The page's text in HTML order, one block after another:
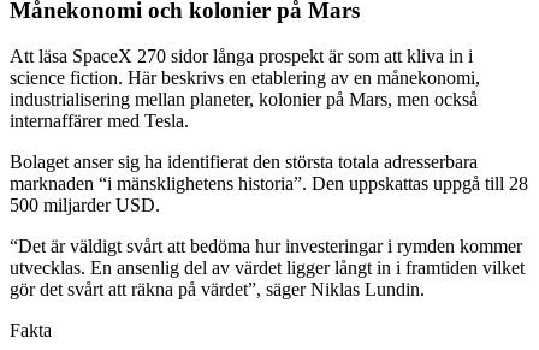
Månekonomi och kolonier på Mars
Att läsa SpaceX 270 sidor långa prospekt är som att kliva in i
science fiction. Här beskrivs en etablering av en månekonomi,
industrialisering mellan planeter, kolonier på Mars, men också
internaffärer med Tesla.
Bolaget anser sig ha identifierat den största totala adresserbara
marknaden “i mänsklighetens historia”. Den uppskattas uppgå till 28
500 miljarder USD.
“Det är väldigt svårt att bedöma hur investeringar i rymden kommer
utvecklas. En ansenlig del av värdet ligger långt in i framtiden vilket
gör det svårt att räkna på värdet”, säger Niklas Lundin.
Fakta